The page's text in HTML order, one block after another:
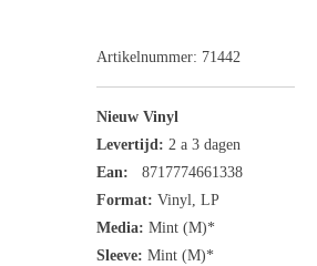
Artikelnummer: 71442
Nieuw Vinyl
Levertijd: 2 a 3 dagen
Ean:
8717774661338
Format: Vinyl, LP
Media: Mint (M)*
Sleeve: Mint (M)*